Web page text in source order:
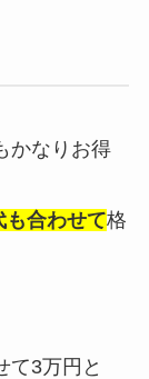
かなりお得
も合わせて格
て3万円と